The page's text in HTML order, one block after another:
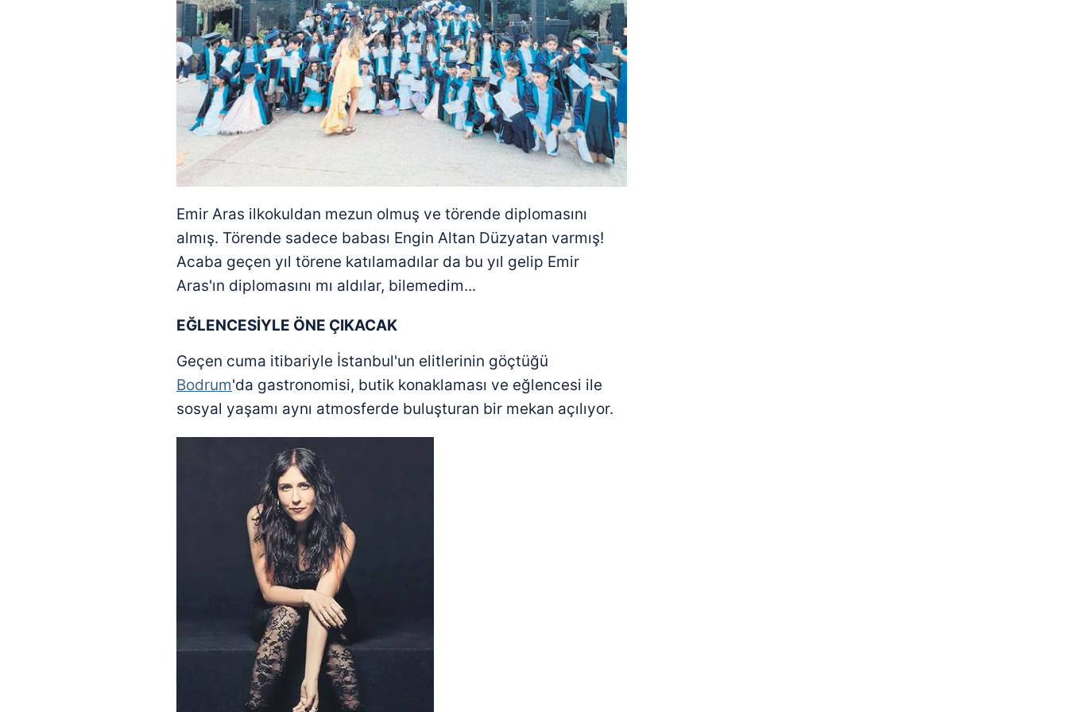
mevzuata uygun olarak kullanılan çerezlerle ilgili bilgi almak için lütfentıklayınız
Emir Aras ilkokuldan mezun olmuş ve törende diplomasını
almış. Törende sadece babası Engin Altan Düzyatan varmış!
Acaba geçen yıl törene katılamadılar da bu yıl gelip Emir
Aras'ın diplomasını mı aldılar, bilemedim...
EĞLENCESİYLE ÖNE ÇIKACAK
Geçen cuma itibariyle İstanbul'un elitlerinin göçtüğü
Bodrum'da gastronomisi, butik konaklaması ve eğlencesi ile
sosyal yaşamı aynı atmosferde buluşturan bir mekan açılıyor.